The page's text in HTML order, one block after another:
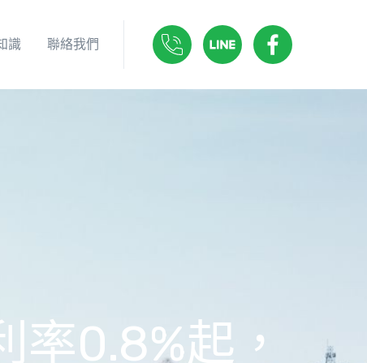
識 聯絡我們
0.8%起，